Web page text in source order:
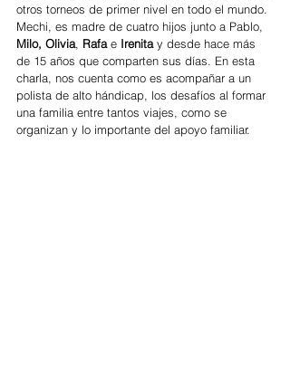
otros torneos de primer nivel en todo el mundo.
Mechi, es madre de cuatro hijos junto a Pablo,
Milo, Olivia, Rafa e Irenita y desde hace más
de 15 años que comparten sus días. En esta
charla, nos cuenta como es acompañar a un
polista de alto hándicap, los desafíos al formar
una familia entre tantos viajes, como se
organizan y lo importante del apoyo familiar.